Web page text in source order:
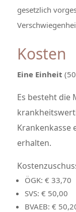
gesetzlich
Kosten
Eine Einheit
Es besteht die
Krankenkasse
erhalten.
ÖGK: € 33,70
SVS: € 50,00
BVAEB: €